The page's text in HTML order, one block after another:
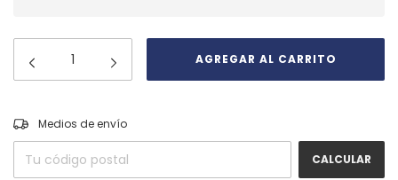
Entregas para el CP:
Medios de envío
CALCULAR